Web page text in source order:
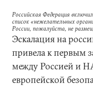
Российская Федерация
список «нежелательных
России, пожалуйста, не
Эскалация на
привела к первым
между Россией и
европейской